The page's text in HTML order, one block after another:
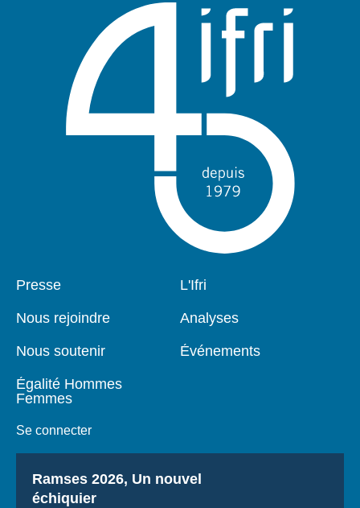
Pied
Presse
Nous rejoindre
Nous soutenir
Égalité Hommes
Femmes
Se connecter
Navigation
L'Ifri
Analyses
Événements
Titre
Ramses 2026, Un nouvel
échiquier